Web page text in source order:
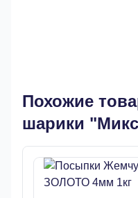
Похожие
шарики